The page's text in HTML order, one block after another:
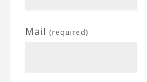
Mail (required)